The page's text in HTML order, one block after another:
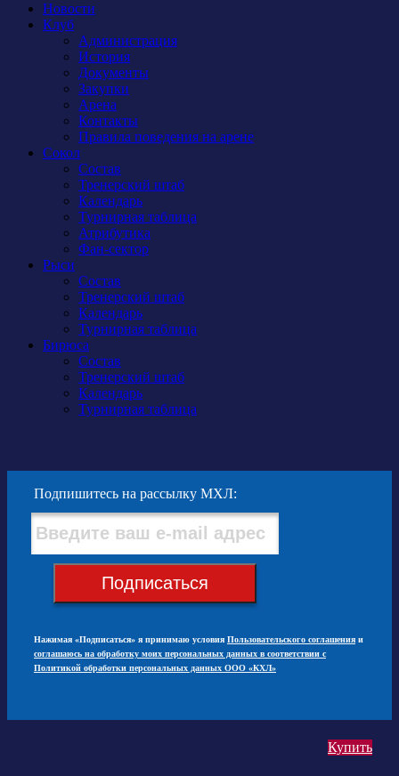
Купить
Новости
Клуб
Администрация
История
Документы
Закупки
Арена
Контакты
Правила поведения на арене
Сокол
Состав
Тренерский штаб
Календарь
Турнирная таблица
Атрибутика
Фан-сектор
Рыси
Состав
Тренерский штаб
Календарь
Турнирная таблица
Бирюса
Состав
Тренерский штаб
Календарь
Турнирная таблица
Подпишитесь на рассылку МХЛ:
Подписаться
Нажимая «Подписаться» я принимаю условия Пользовательского соглашения и
соглашаюсь на обработку моих персональных данных в соответствии с
Политикой обработки персональных данных ООО «КХЛ»